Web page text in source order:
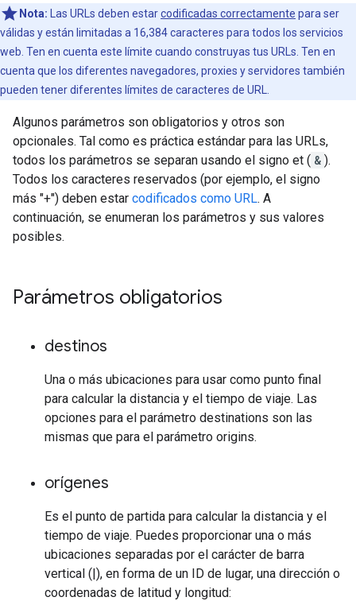
Nota: Las URLs deben estarcodificadas correctamente para ser
válidas y están limitadas a 16,384 caracteres para todos los servicios
web. Ten en cuenta este límite cuando construyas tus URLs. Ten en
cuenta que los diferentes navegadores, proxies y servidores también
pueden tener diferentes límites de caracteres de URL.
Algunos parámetros son obligatorios y otros son
opcionales. Tal como es práctica estándar para las URLs,
todos los parámetros se separan usando el signo et ( & ).
Todos los caracteres reservados (por ejemplo, el signo
más "+") deben estar codificados como URL. A
continuación, se enumeran los parámetros y sus valores
posibles.
Parámetros obligatorios
destinos
Una o más ubicaciones para usar como punto final
para calcular la distancia y el tiempo de viaje. Las
opciones para el parámetro destinations son las
mismas que para el parámetro origins.
orígenes
Es el punto de partida para calcular la distancia y el
tiempo de viaje. Puedes proporcionar una o más
ubicaciones separadas por el carácter de barra
vertical (|), en forma de un ID de lugar, una dirección o
coordenadas de latitud y longitud: